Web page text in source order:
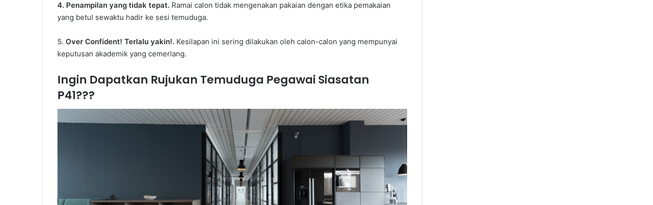
4. Penampilan yang tidak tepat. Ramai calon tidak mengenakan pakaian dengan etika pemakaian
yang betul sewaktu hadir ke sesi temuduga.
5. Over Confident! Terlalu yakin!. Kesilapan ini sering dilakukan oleh calon-calon yang mempunyai
keputusan akademik yang cemerlang.
Ingin Dapatkan Rujukan Temuduga Pegawai Siasatan
P41???